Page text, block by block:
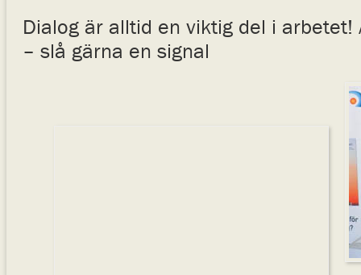
Dialog är alltid en viktig del i
– slå gärna en signal